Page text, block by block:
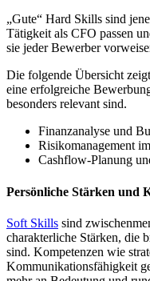
„Gute“ Hard Skills sind
Tätigkeit als CFO passen
sie jeder Bewerber
Die folgende Übersicht
eine erfolgreiche
besonders relevant sind.
Finanzanalyse und
Risikomanagement
Cashflow-Planung
Persönliche Stärken und
Soft Skills sind
charakterliche Stärken, die
sind. Kompetenzen wie
Kommunikationsfähigkeit